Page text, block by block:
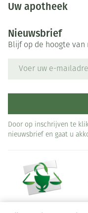
Uw apotheek
Nieuwsbrief
Blijf op de hoogte
Door op inschrijven te
nieuwsbrief en gaat u